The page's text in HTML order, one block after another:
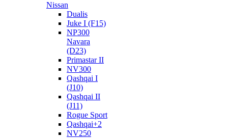
Nissan
Dualis
Juke I (F15)
NP300
Navara
(D23)
Primastar II
NV300
Qashqai I
(J10)
Qashqai II
(J11)
Rogue Sport
Qashqai+2
NV250